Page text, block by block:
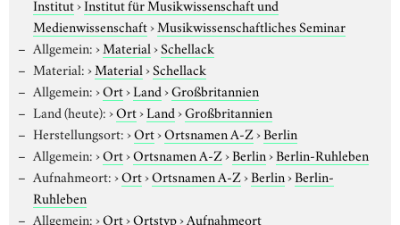
Institut›Institut für Musikwissenschaft und
Medienwissenschaft›Musikwissenschaftliches Seminar
Allgemein:›Material›Schellack
Material:›Material›Schellack
Allgemein:›Ort›Land›Großbritannien
Land (heute):›Ort›Land›Großbritannien
Herstellungsort:›Ort›Ortsnamen A-Z›Berlin
Allgemein:›Ort›Ortsnamen A-Z›Berlin›Berlin-Ruhleben
Aufnahmeort:›Ort›Ortsnamen A-Z›Berlin›Berlin-
Ruhleben
Allgemein:›Ort›Ortstyp›Aufnahmeort